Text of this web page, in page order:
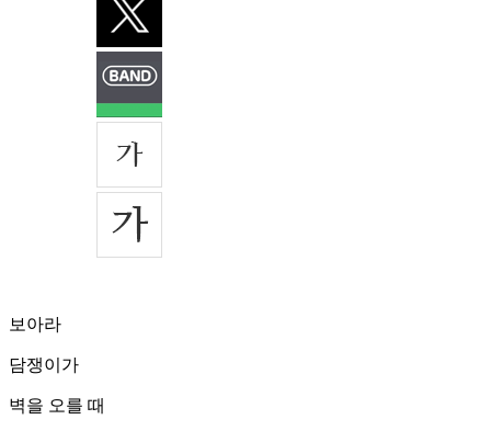
보아라
담쟁이가
벽을 오를 때